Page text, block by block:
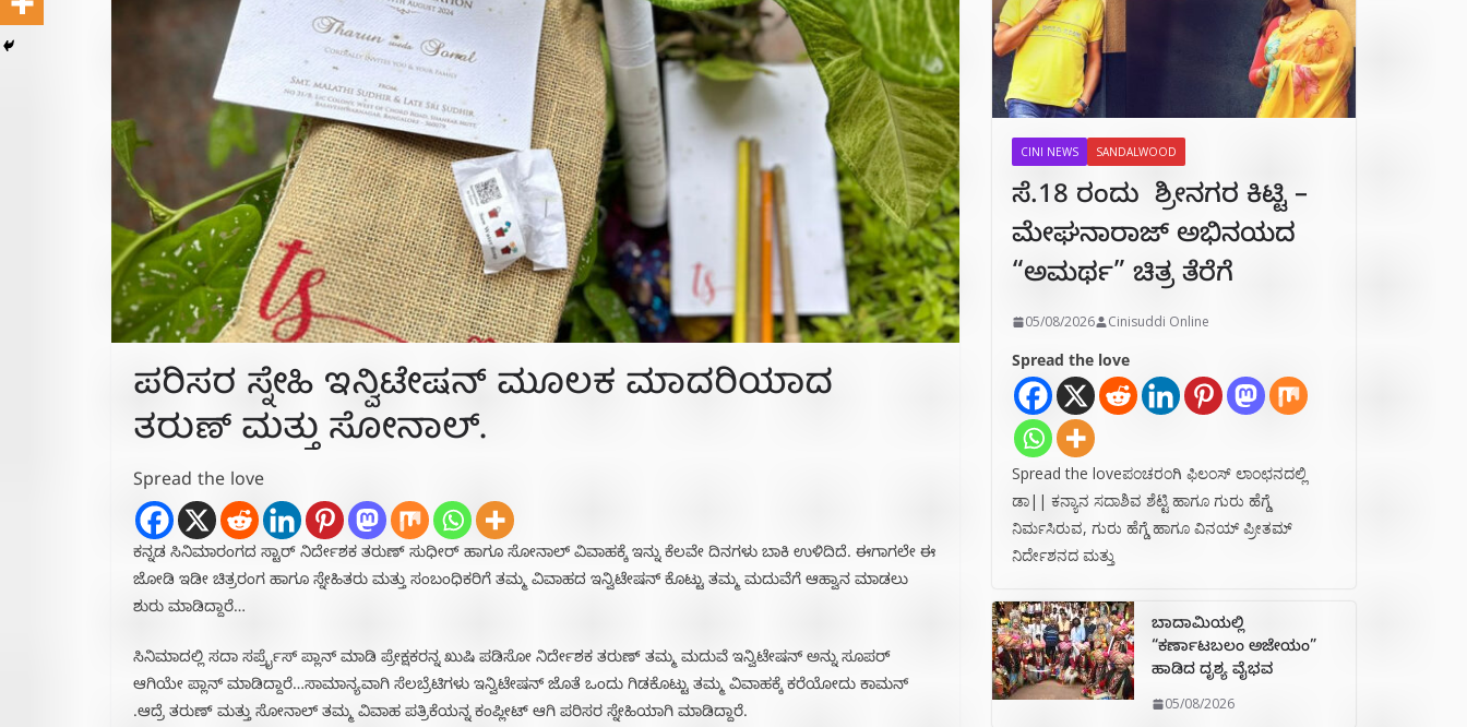
ಪರಿಸರ ಸ್ನೇಹಿ ಇನ್ವಿಟೇಷನ್ ಮೂಲಕ ಮಾದರಿಯಾದ
ತರುಣ್ ಮತ್ತು ಸೋನಾಲ್.
Spread the love
ಕನ್ನಡ ಸಿನಿಮಾರಂಗದ ಸ್ಟಾರ್ ನಿರ್ದೇಶಕ ತರುಣ್ ಸುಧೀರ್ ಹಾಗೂ ಸೋನಾಲ್ ವಿವಾಹಕ್ಕೆ ಇನ್ನು ಕೆಲವೇ ದಿನಗಳು ಬಾಕಿ ಉಳಿದಿದೆ. ಈಗಾಗಲೇ ಈ
ಜೋಡಿ ಇಡೀ ಚಿತ್ರರಂಗ ಹಾಗೂ ಸ್ನೇಹಿತರು ಮತ್ತು ಸಂಬಂಧಿಕರಿಗೆ ತಮ್ಮ ವಿವಾಹದ ಇನ್ವಿಟೇಷನ್ ಕೊಟ್ಟು ತಮ್ಮ ಮದುವೆಗೆ ಆಹ್ವಾನ ಮಾಡಲು
ಶುರು ಮಾಡಿದ್ದಾರೆ…
ಸಿನಿಮಾದಲ್ಲಿ ಸದಾ ಸರ್ಪ್ರೈಸ್ ಪ್ಲಾನ್ ಮಾಡಿ ಪ್ರೇಕ್ಷಕರನ್ನ ಖುಷಿ ಪಡಿಸೋ ನಿರ್ದೇಶಕ ತರುಣ್ ತಮ್ಮ ಮದುವೆ ಇನ್ವಿಟೇಷನ್ ಅನ್ನು ಸೂಪರ್
ಆಗಿಯೇ ಪ್ಲಾನ್ ಮಾಡಿದ್ದಾರೆ…ಸಾಮಾನ್ಯವಾಗಿ ಸೆಲಬ್ರೆಟಿಗಳು ಇನ್ವಿಟೇಷನ್ ಜೊತೆ ಒಂದು ಗಿಡಕೊಟ್ಟು ತಮ್ಮ ವಿವಾಹಕ್ಕೆ ಕರೆಯೋದು ಕಾಮನ್
.ಆದ್ರೆ ತರುಣ್ ಮತ್ತು ಸೋನಾಲ್ ತಮ್ಮ ವಿವಾಹ ಪತ್ರಿಕೆಯನ್ನ ಕಂಪ್ಲೀಟ್ ಆಗಿ ಪರಿಸರ ಸ್ನೇಹಿಯಾಗಿ ಮಾಡಿದ್ದಾರೆ.
CINI NEWS SANDALWOOD
ಸೆ.18 ರಂದು ಶ್ರೀನಗರ ಕಿಟ್ಟಿ –
ಮೇಘನಾರಾಜ್ ಅಭಿನಯದ
“ಅಮರ್ಥ” ಚಿತ್ರ ತೆರೆಗೆ
05/08/2026 Cinisuddi Online
Spread the love
Spread the loveಪಂಚರಂಗಿ ಫಿಲಂಸ್ ಲಾಂಛನದಲ್ಲಿ
ಡಾ|| ಕನ್ಯಾನ ಸದಾಶಿವ ಶೆಟ್ಟಿ ಹಾಗೂ ಗುರು ಹೆಗ್ಡೆ
ನಿರ್ಮಸಿರುವ, ಗುರು ಹೆಗ್ಡೆ ಹಾಗೂ ವಿನಯ್ ಪ್ರೀತಮ್
ನಿರ್ದೇಶನದ ಮತ್ತು
ಬಾದಾಮಿಯಲ್ಲಿ
“ಕರ್ಣಾಟಬಲಂ ಅಜೇಯಂ”
ಹಾಡಿದ ದೃಶ್ಯ ವೈಭವ
05/08/2026